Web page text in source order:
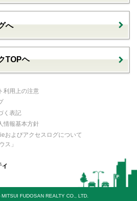
へ
TOPヘ
利用上の注意
く表記
情報基本方針
およびアクセスログについて
ス」
FUDOSAN REALTY CO., LTD.